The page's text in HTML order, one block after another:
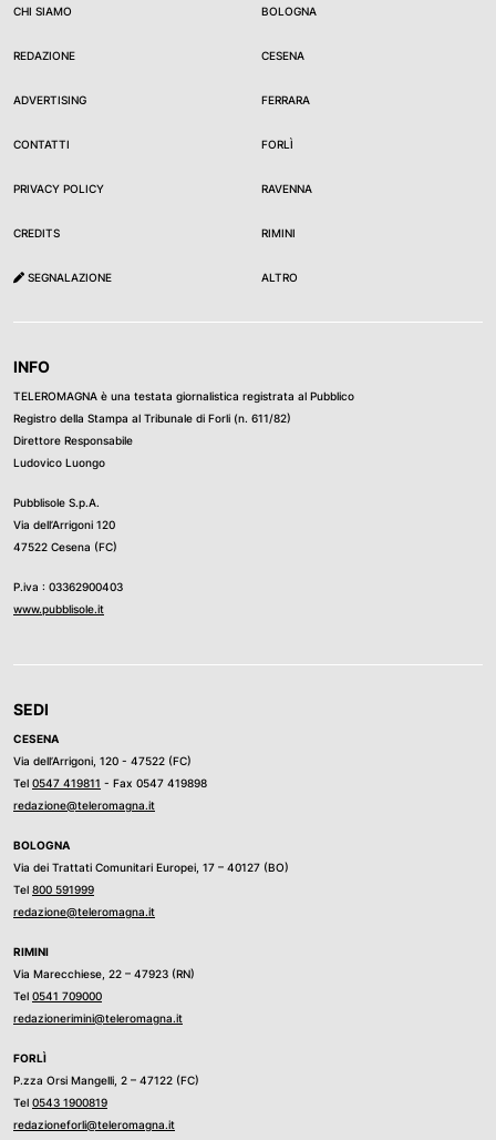
CHI SIAMO
REDAZIONE
ADVERTISING
CONTATTI
PRIVACY POLICY
CREDITS
SEGNALAZIONE
BOLOGNA
CESENA
FERRARA
FORLÌ
RAVENNA
RIMINI
ALTRO
INFO
TELEROMAGNA è una testata giornalistica registrata al Pubblico
Registro della Stampa al Tribunale di Forli (n. 611/82)
Direttore Responsabile
Ludovico Luongo
Pubblisole S.p.A.
Via dell’Arrigoni 120
47522 Cesena (FC)
P.iva : 03362900403
www.pubblisole.it
SEDI
CESENA
Via dell’Arrigoni, 120 - 47522 (FC)
Tel 0547 419811 - Fax 0547 419898
redazione@teleromagna.it
BOLOGNA
Via dei Trattati Comunitari Europei, 17 – 40127 (BO)
Tel 800 591999
redazione@teleromagna.it
RIMINI
Via Marecchiese, 22 – 47923 (RN)
Tel 0541 709000
redazionerimini@teleromagna.it
FORLÌ
P.zza Orsi Mangelli, 2 – 47122 (FC)
Tel 0543 1900819
redazioneforli@teleromagna.it